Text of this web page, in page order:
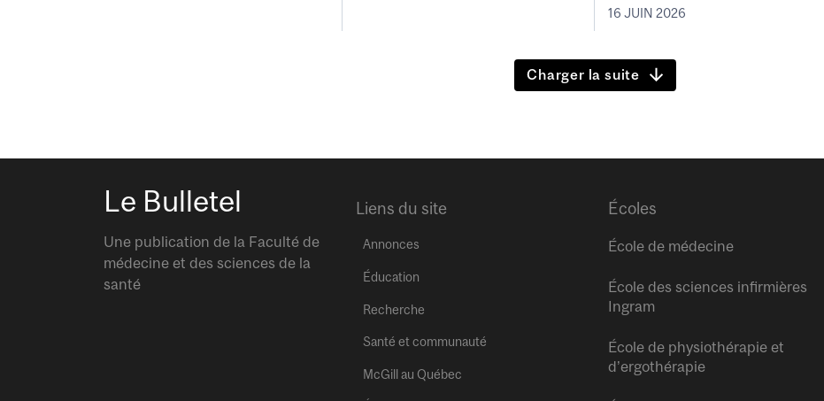
16 JUIN 2026
Charger la suite
Le Bulletel
Une publication de la Faculté de
médecine et des sciences de la
santé
Liens du site
Annonces
Éducation
Recherche
Santé et communauté
McGill au Québec
Écoles
École de médecine
École des sciences infirmières
Ingram
École de physiothérapie et
d’ergothérapie